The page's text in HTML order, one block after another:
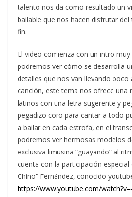
talento nos da como resultado un
bailable que nos hacen disfrutar
fin.
El video comienza con un intro muy
podremos ver cómo se desarrolla
detalles que nos van llevando poco
canción, este tema nos ofrece una
latinos con una letra sugerente y
pegadizo coro para cantar a todo
a bailar en cada estrofa, en el
podremos ver hermosas modelos
exclusiva limusina “guayando” al
cuenta con la participación especial
Chino” Fernández, conocido
https://www.youtube.com/